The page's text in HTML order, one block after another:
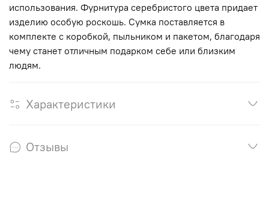
использования. Фурнитура серебристого цвета придает
изделию особую роскошь. Сумка поставляется в
комплекте с коробкой, пыльником и пакетом, благодаря
чему станет отличным подарком себе или близким
людям.
Характеристики
Отзывы